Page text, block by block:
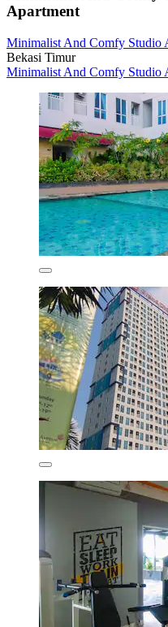
Apartment
Minimalist And Comfy Studio
Bekasi Timur
Minimalist And Comfy Studio